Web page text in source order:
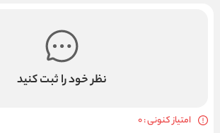
نظر خود را ثبت کنید
امتیاز کنونی : 0